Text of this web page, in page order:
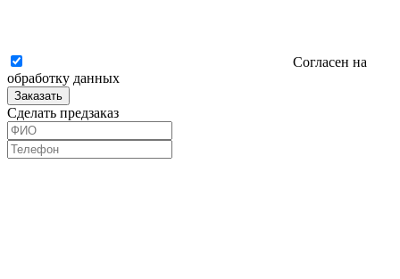
Согласен на
обработку данных
Заказать
Сделать предзаказ